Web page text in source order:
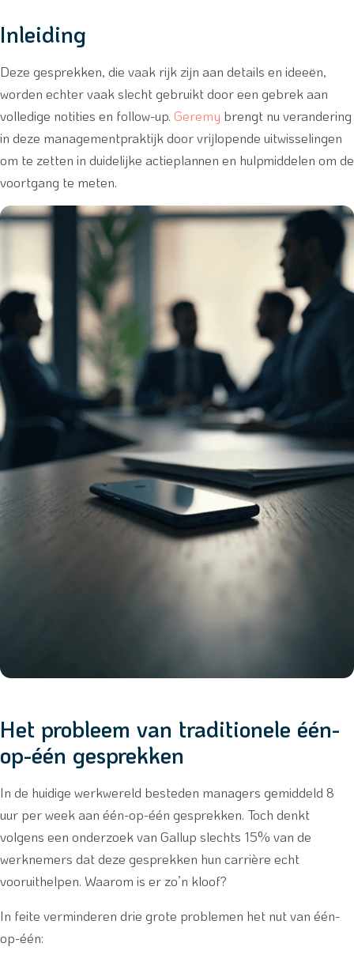
Inleiding
Deze gesprekken, die vaak rijk zijn aan details en ideeën,
worden echter vaak slecht gebruikt door een gebrek aan
volledige notities en follow-up. Geremy brengt nu verandering
in deze managementpraktijk door vrijlopende uitwisselingen
om te zetten in duidelijke actieplannen en hulpmiddelen om de
voortgang te meten.
Het probleem van traditionele één-
op-één gesprekken
In de huidige werkwereld besteden managers gemiddeld 8
uur per week aan één-op-één gesprekken. Toch denkt
volgens een onderzoek van Gallup slechts 15% van de
werknemers dat deze gesprekken hun carrière echt
vooruithelpen. Waarom is er zo’n kloof?
In feite verminderen drie grote problemen het nut van één-
op-één: